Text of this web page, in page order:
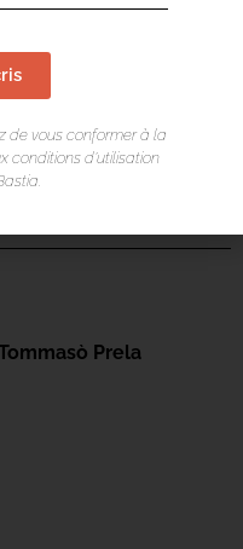
Prela
de vous conformer à la
conditions d’utilisation